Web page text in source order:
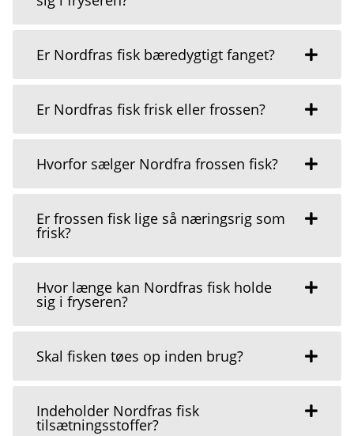
Er Nordfras fisk bæredygtigt fanget?
Er Nordfras fisk frisk eller frossen?
Hvorfor sælger Nordfra frossen fisk?
Er frossen fisk lige så næringsrig som
frisk?
Hvor længe kan Nordfras fisk holde
sig i fryseren?
Skal fisken tøes op inden brug?
Indeholder Nordfras fisk
tilsætningsstoffer?